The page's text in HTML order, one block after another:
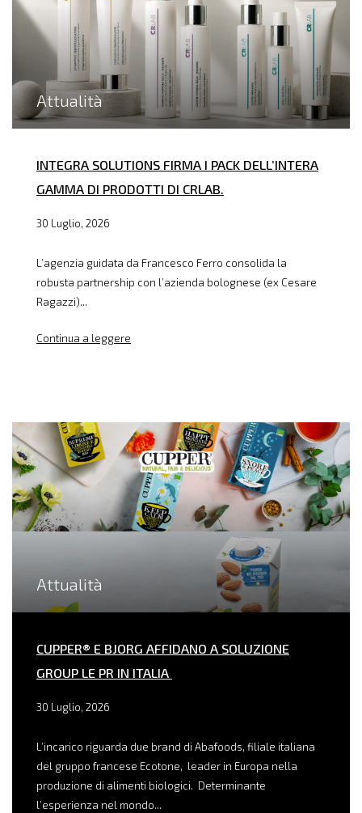
Attualità
INTEGRA SOLUTIONS FIRMA I PACK DELL’INTERA
GAMMA DI PRODOTTI DI CRLAB.
30 Luglio, 2026
L’agenzia guidata da Francesco Ferro consolida la
robusta partnership con l’azienda bolognese (ex Cesare
Ragazzi)...
Continua a leggere
Attualità
CUPPER® E BJORG AFFIDANO A SOLUZIONE
GROUP LE PR IN ITALIA
30 Luglio, 2026
L’incarico riguarda due brand di Abafoods, filiale italiana
del gruppo francese Ecotone, leader in Europa nella
produzione di alimenti biologici. Determinante
l’esperienza nel mondo...